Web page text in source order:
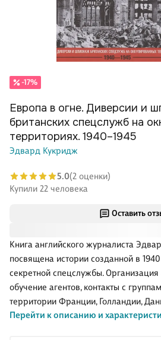
Оставить
Книга английского журналиста
посвящена истории созданной в
секретной спецслужбы. Организация
обучение агентов, контакты с
территории Франции, Голландии,
европейских стран, диверсии,
Перейти к описанию и
-17%
Европа в огне. Диверсии и
британских спецслужб на
территориях. 1940–1945
Эдвард Кукридж
5.0(2 оценки)
Купили 22 человека